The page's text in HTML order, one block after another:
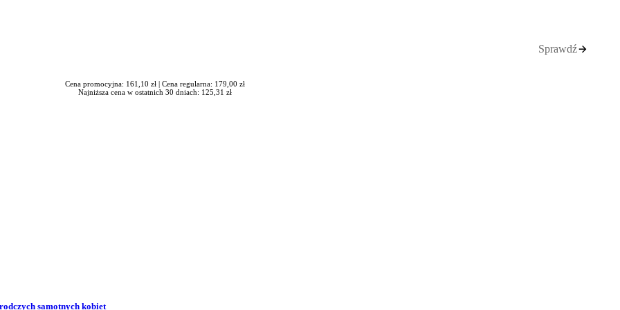
Sprawdź
Cena promocyjna: 161,10 zł | Cena regularna: 179,00 zł
Najniższa cena w ostatnich 30 dniach: 125,31 zł
samotnych kobiet